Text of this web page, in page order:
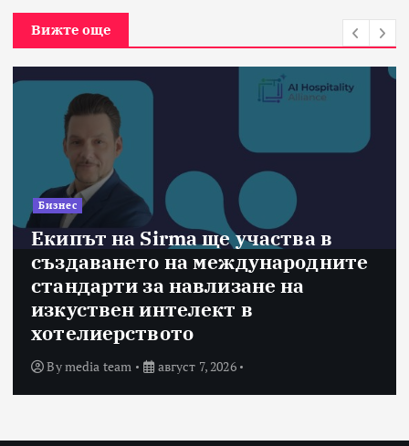
Вижте още
Бизнес
Екипът на Sirma ще участва в
създаването на международните
стандарти за навлизане на
изкуствен интелект в
хотелиерството
Bymedia team август 7, 2026